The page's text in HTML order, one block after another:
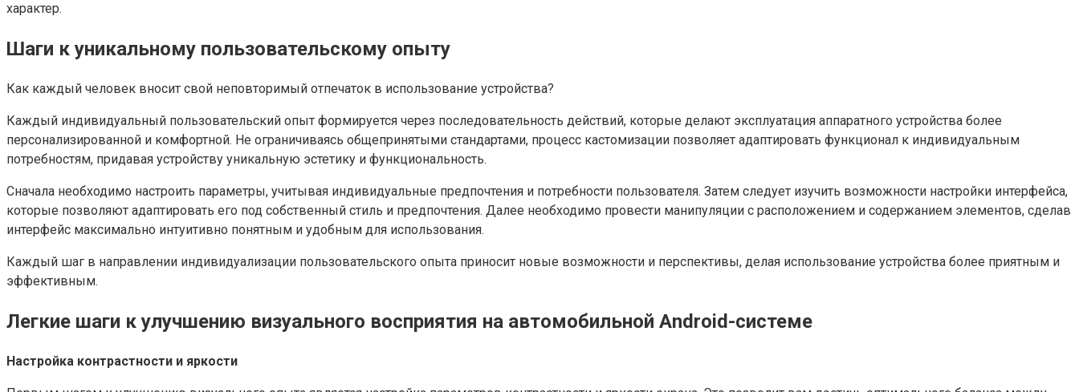
характер.
Шаги к уникальному пользовательскому опыту
Как каждый человек вносит свой неповторимый отпечаток в использование устройства?
Каждый индивидуальный пользовательский опыт формируется через последовательность действий, которые делают эксплуатация аппаратного устройства более
персонализированной и комфортной. Не ограничиваясь общепринятыми стандартами, процесс кастомизации позволяет адаптировать функционал к индивидуальным
потребностям, придавая устройству уникальную эстетику и функциональность.
Сначала необходимо настроить параметры, учитывая индивидуальные предпочтения и потребности пользователя. Затем следует изучить возможности настройки интерфейса,
которые позволяют адаптировать его под собственный стиль и предпочтения. Далее необходимо провести манипуляции с расположением и содержанием элементов, сделав
интерфейс максимально интуитивно понятным и удобным для использования.
Каждый шаг в направлении индивидуализации пользовательского опыта приносит новые возможности и перспективы, делая использование устройства более приятным и
эффективным.
Легкие шаги к улучшению визуального восприятия на автомобильной Android-системе
Настройка контрастности и яркости